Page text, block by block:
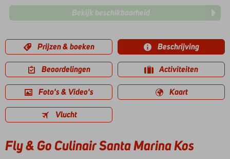
Bekijk beschikbaarheid
Prijzen & boeken Beschrijving
Beoordelingen Activiteiten
Foto's & Video's Kaart
Vlucht
Fly & Go Culinair Santa Marina Kos